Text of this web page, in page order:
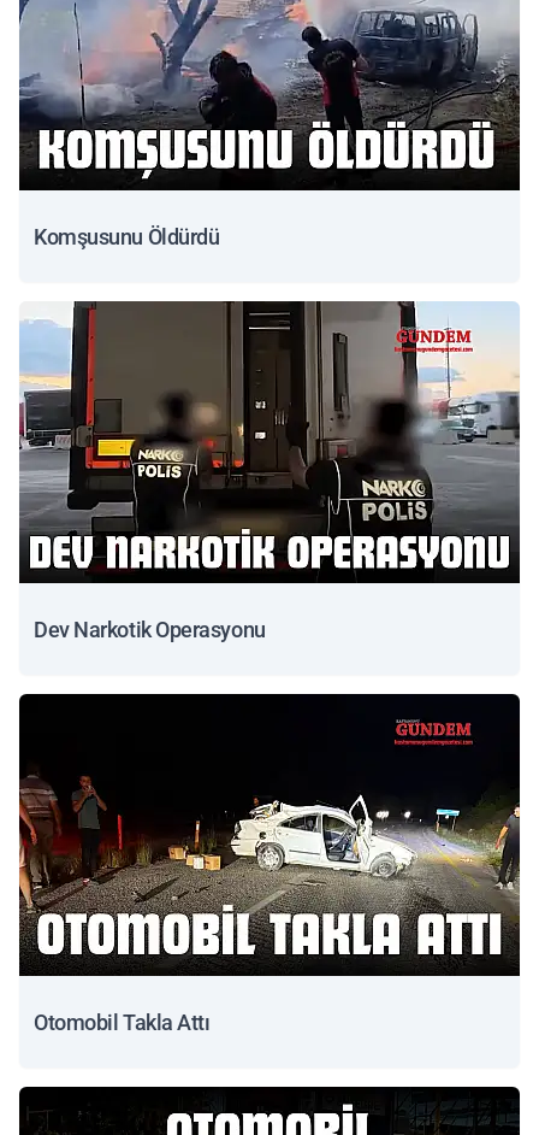
Komşusunu Öldürdü
Dev Narkotik Operasyonu
Otomobil Takla Attı